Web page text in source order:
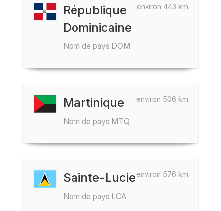
environ 443 km
République
Dominicaine
Nom de pays DOM
environ 506 km
Martinique
Nom de pays MTQ
environ 576 km
Sainte-Lucie
Nom de pays LCA